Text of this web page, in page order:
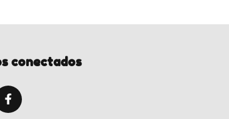
conectados